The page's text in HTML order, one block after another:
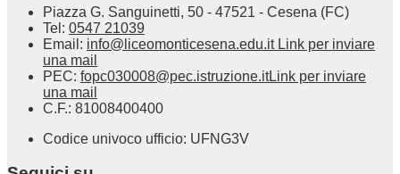
Piazza G. Sanguinetti, 50 - 47521 - Cesena (FC)
Tel: 0547 21039
Email: info@liceomonticesena.edu.it Link per inviare
una mail
PEC: fopc030008@pec.istruzione.itLink per inviare
una mail
C.F.: 81008400400
Codice univoco ufficio: UFNG3V